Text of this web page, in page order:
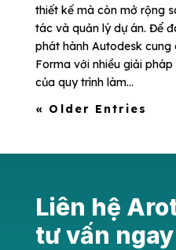
thiết kế mà còn mở rộng
tác và quản lý dự án. Để
phát hành Autodesk cung
Forma với nhiều giải
của quy trình làm...
« Older Entries
Liên hệ
tư vấn